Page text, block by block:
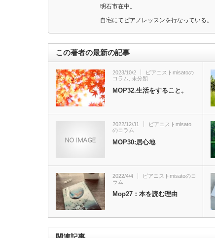
明石市在中。
自宅にてピアノレッスンを行なっている。
この著者の最新の記事
2023/10/2
ピアニストmisatoの
コラム
未分類
MOP32.生活をすること。
2022/12/31
ピアニストmisato
のコラム
MOP30:居心地
2022/4/4
ピアニストmisatoのコ
ラム
Mop27：本を読む理由